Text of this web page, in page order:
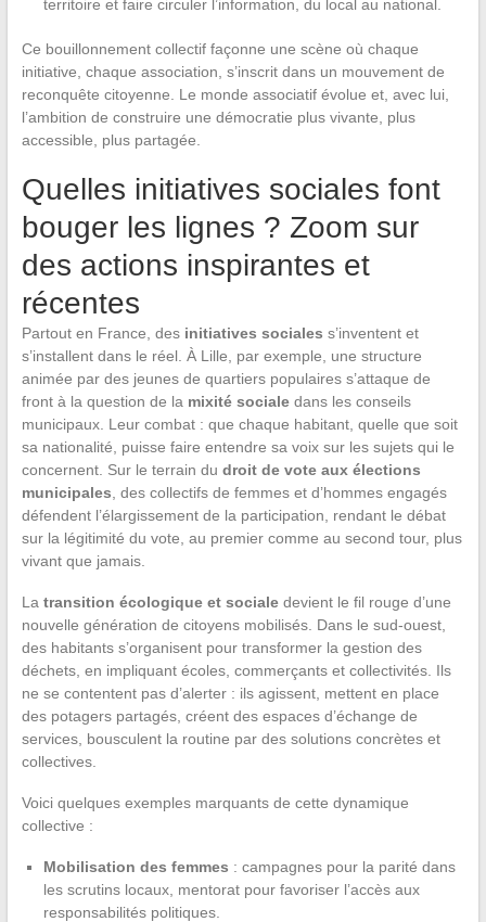
territoire et faire circuler l’information, du local au national.
Ce bouillonnement collectif façonne une scène où chaque
initiative, chaque association, s’inscrit dans un mouvement de
reconquête citoyenne. Le monde associatif évolue et, avec lui,
l’ambition de construire une démocratie plus vivante, plus
accessible, plus partagée.
Quelles initiatives sociales font
bouger les lignes ? Zoom sur
des actions inspirantes et
récentes
Partout en France, des initiatives sociales s’inventent et
s’installent dans le réel. À Lille, par exemple, une structure
animée par des jeunes de quartiers populaires s’attaque de
front à la question de la mixité socialedans les conseils
municipaux. Leur combat : que chaque habitant, quelle que soit
sa nationalité, puisse faire entendre sa voix sur les sujets qui le
concernent. Sur le terrain du droit de vote aux élections
municipales , des collectifs de femmes et d’hommes engagés
défendent l’élargissement de la participation, rendant le débat
sur la légitimité du vote, au premier comme au second tour, plus
vivant que jamais.
La transition écologique et socialedevient le fil rouge d’une
nouvelle génération de citoyens mobilisés. Dans le sud-ouest,
des habitants s’organisent pour transformer la gestion des
déchets, en impliquant écoles, commerçants et collectivités. Ils
ne se contentent pas d’alerter : ils agissent, mettent en place
des potagers partagés, créent des espaces d’échange de
services, bousculent la routine par des solutions concrètes et
collectives.
Voici quelques exemples marquants de cette dynamique
collective :
Mobilisation des femmes : campagnes pour la parité dans
les scrutins locaux, mentorat pour favoriser l’accès aux
responsabilités politiques.